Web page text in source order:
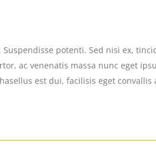
potenti. Sed nisi ex,
ac venenatis massa nunc eget
est dui, facilisis eget